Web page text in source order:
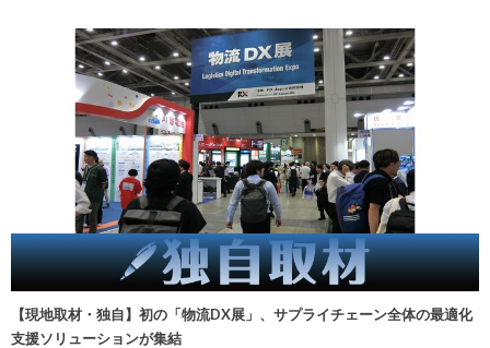
【現地取材・独自】初の「物流DX展」、サプライチェーン全体の最適化
支援ソリューションが集結